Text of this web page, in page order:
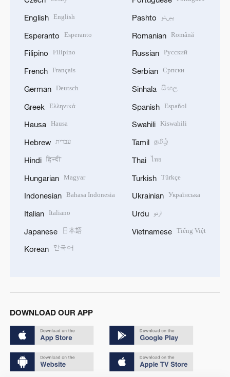
English English
Esperanto Esperanto
Filipino Filipino
French Français
German Deutsch
Greek Ελληνικά
Hausa Hausa
Hebrew עברית
Hindi हिन्दी
Hungarian Magyar
Indonesian Bahasa Indonesia
Italian Italiano
Japanese 日本語
Korean 한국어
Pashto پښتو
Romanian Română
Russian Русский
Serbian Српски
Sinhala සිංහල
Spanish Español
Swahili Kiswahili
Tamil தமிழ்
Thai ไทย
Turkish Türkçe
Ukrainian Українська
Urdu اردو
Vietnamese Tiếng Việt
DOWNLOAD OUR APP